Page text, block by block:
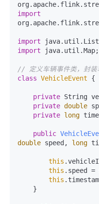
import
import
import java.util.Map;
// 定义车辆事件类，封装
class VehicleEvent {
private String
private double
private long
public
double speed, long
this
this .speed =
this